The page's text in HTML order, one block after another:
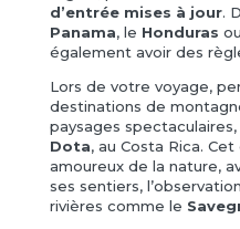
d’entrée mises à jour.
Panama, le Honduras
également avoir des
Lors de votre voyage,
destinations de
paysages
Dota, au Costa Rica.
amoureux de la nature,
ses sentiers,
rivières comme le